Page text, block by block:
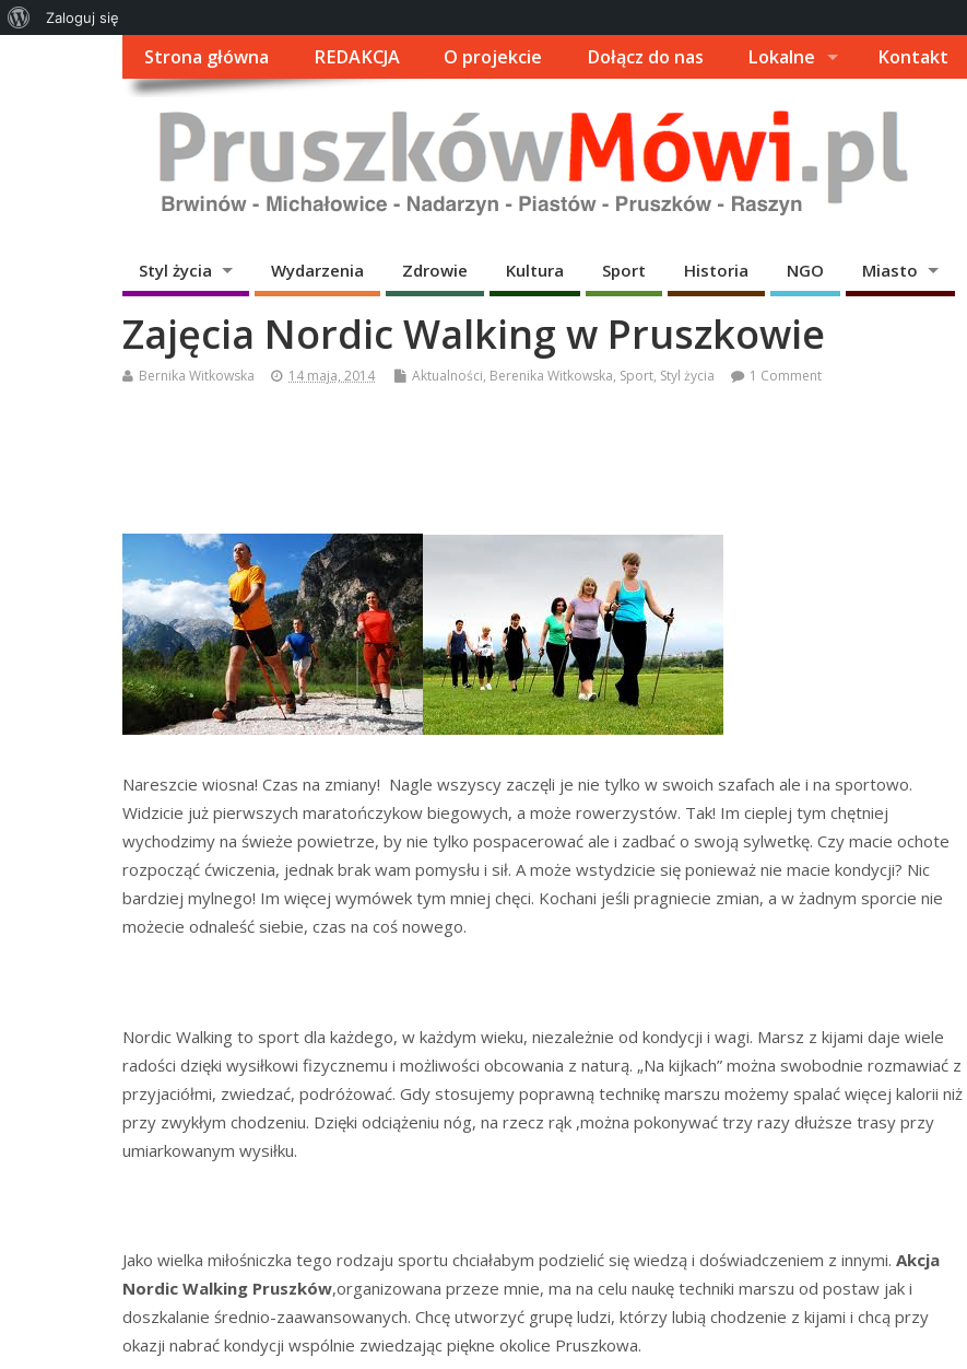
Strona główna REDAKCJA O projekcie Dołącz do nas Lokalne Kontakt
Styl życia Wydarzenia Zdrowie Kultura Sport Historia NGO Miasto
Zajęcia Nordic Walking w Pruszkowie
Bernika Witkowska 14 maja, 2014 Aktualności, Berenika Witkowska, Sport, Styl życia 1 Comment
Nareszcie wiosna! Czas na zmiany! Nagle wszyscy zaczęli je nie tylko w swoich szafach ale i na sportowo.
Widzicie już pierwszych maratończykow biegowych, a może rowerzystów. Tak! Im cieplej tym chętniej
wychodzimy na świeże powietrze, by nie tylko pospacerować ale i zadbać o swoją sylwetkę. Czy macie ochote
rozpocząć ćwiczenia, jednak brak wam pomysłu i sił. A może wstydzicie się ponieważ nie macie kondycji? Nic
bardziej mylnego! Im więcej wymówek tym mniej chęci. Kochani jeśli pragniecie zmian, a w żadnym sporcie nie
możecie odnaleść siebie, czas na coś nowego.
Nordic Walking to sport dla każdego, w każdym wieku, niezależnie od kondycji i wagi. Marsz z kijami daje wiele
radości dzięki wysiłkowi fizycznemu i możliwości obcowania z naturą. „Na kijkach” można swobodnie rozmawiać z
przyjaciółmi, zwiedzać, podróżować. Gdy stosujemy poprawną technikę marszu możemy spalać więcej kalorii niż
przy zwykłym chodzeniu. Dzięki odciążeniu nóg, na rzecz rąk ,można pokonywać trzy razy dłuższe trasy przy
umiarkowanym wysiłku.
Jako wielka miłośniczka tego rodzaju sportu chciałabym podzielić się wiedzą i doświadczeniem z innymi. Akcja
Nordic Walking Pruszków,organizowana przeze mnie, ma na celu naukę techniki marszu od postaw jak i
doszkalanie średnio-zaawansowanych. Chcę utworzyć grupę ludzi, którzy lubią chodzenie z kijami i chcą przy
okazji nabrać kondycji wspólnie zwiedzając piękne okolice Pruszkowa.
Zaloguj się